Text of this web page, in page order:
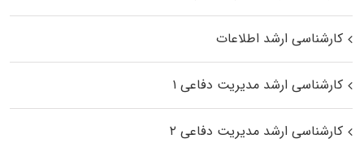
کارشناسی ارشد اطلاعات
کارشناسی ارشد مدیریت دفاعی ۱
کارشناسی ارشد مدیریت دفاعی ۲